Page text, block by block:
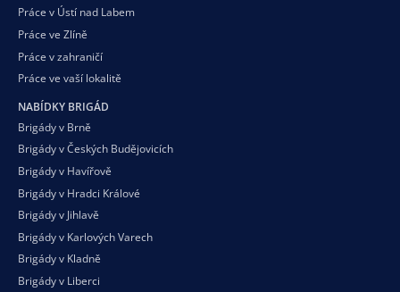
Práce v Ústí nad Labem
Práce ve Zlíně
Práce v zahraničí
Práce ve vaší lokalitě
NABÍDKY BRIGÁD
Brigády v Brně
Brigády v Českých Budějovicích
Brigády v Havířově
Brigády v Hradci Králové
Brigády v Jihlavě
Brigády v Karlových Varech
Brigády v Kladně
Brigády v Liberci